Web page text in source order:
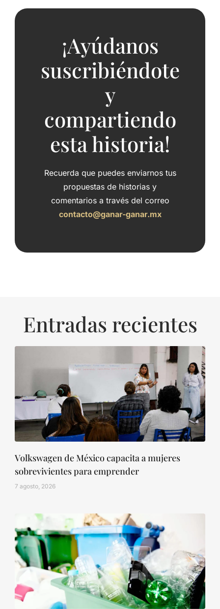
¡Ayúdanos
suscribiéndote
y
compartiendo
esta historia!
Recuerda que puedes enviarnos tus
propuestas de historias y
comentarios a través del correo
contacto@ganar-ganar.mx
Entradas recientes
Volkswagen de México capacita a mujeres
sobrevivientes para emprender
7 agosto, 2026